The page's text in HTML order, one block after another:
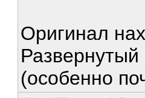
Оригинал
(особенно